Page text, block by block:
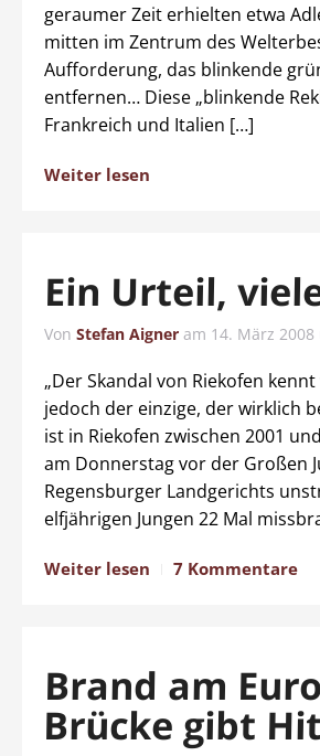
geraumer Zeit erhielten etwa
mitten im Zentrum des
Aufforderung, das blinkende
entfernen… Diese „blinkende
Frankreich und Italien […]
Weiter lesen
Ein Urteil,
Von Stefan Aigner am 14. März
„Der Skandal von Riekofen
jedoch der einzige, der wirklich
ist in Riekofen zwischen 2001
am Donnerstag vor der Großen
Regensburger Landgerichts
elfjährigen Jungen 22 Mal
Weiter lesen 7 Kommentare
Brand am
Brücke gibt